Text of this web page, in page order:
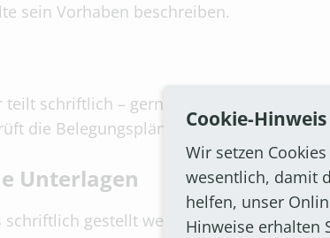
sein Vorhaben beschreiben.
teilt schriftlich – gerne per E-Mail – mit,
die Belegungspläne der städtischen
Unterlagen
schriftlich gestellt werden, zum Beispiel
Cookie-Hinweis
Wir setzen
wesentlich, damit
helfen, unser
Hinweise erhalten